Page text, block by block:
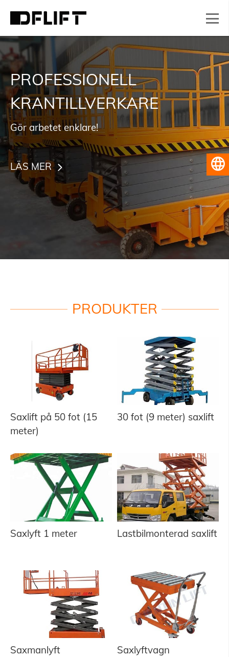
PROFESSIONELL
KRANTILLVERKARE
Gör arbetet enklare!
LÄS MER
PRODUKTER
Saxlift på 50 fot (15
meter)
30 fot (9 meter) saxlift
Saxlyft 1 meter Lastbilmonterad saxlift
Saxmanlyft Saxlyftvagn
Svenska